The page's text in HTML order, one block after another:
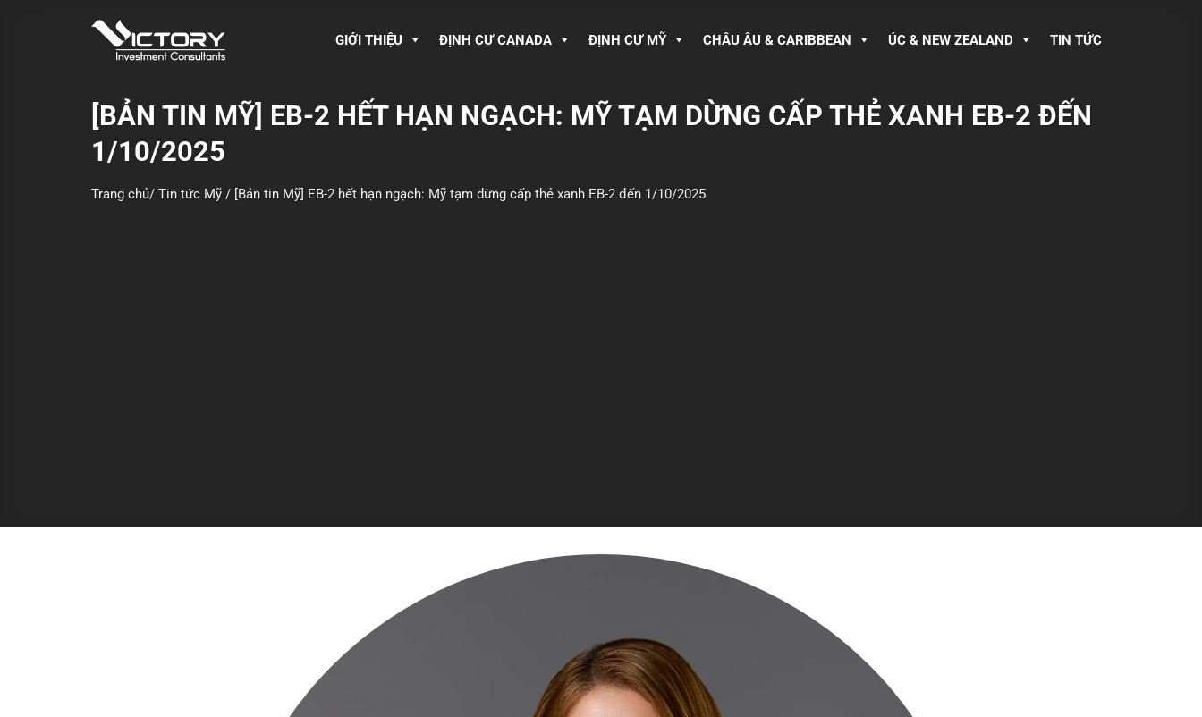
GIỚI THIỆU ĐỊNH CƯ CANADA ĐỊNH CƯ MỸ CHÂU ÂU & CARIBBEAN ÚC & NEW ZEALAND TIN TỨC
[BẢN TIN MỸ] EB-2 HẾT HẠN NGẠCH: MỸ TẠM DỪNG CẤP THẺ XANH EB-2 ĐẾN
1/10/2025
Trang chủ/ Tin tức Mỹ / [Bản tin Mỹ] EB-2 hết hạn ngạch: Mỹ tạm dừng cấp thẻ xanh EB-2 đến 1/10/2025